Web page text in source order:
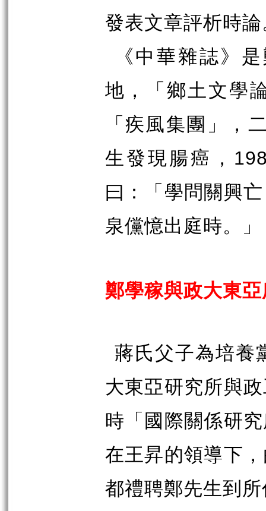
發表文章評析時論
《中華雜誌》
地，「鄉土文學
「疾風集團」，
生發現腸癌，
曰：「學問關興
泉儻憶出庭時。」
鄭學稼與政大東
蔣氏父子為培養
大東亞研究所與
時「國際關係研
在王昇的領導下
都禮聘鄭先生到